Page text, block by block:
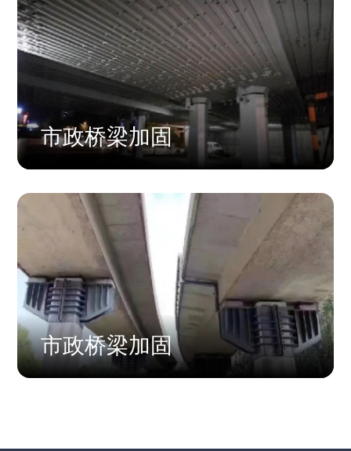
市政桥梁加固
市政桥梁加固